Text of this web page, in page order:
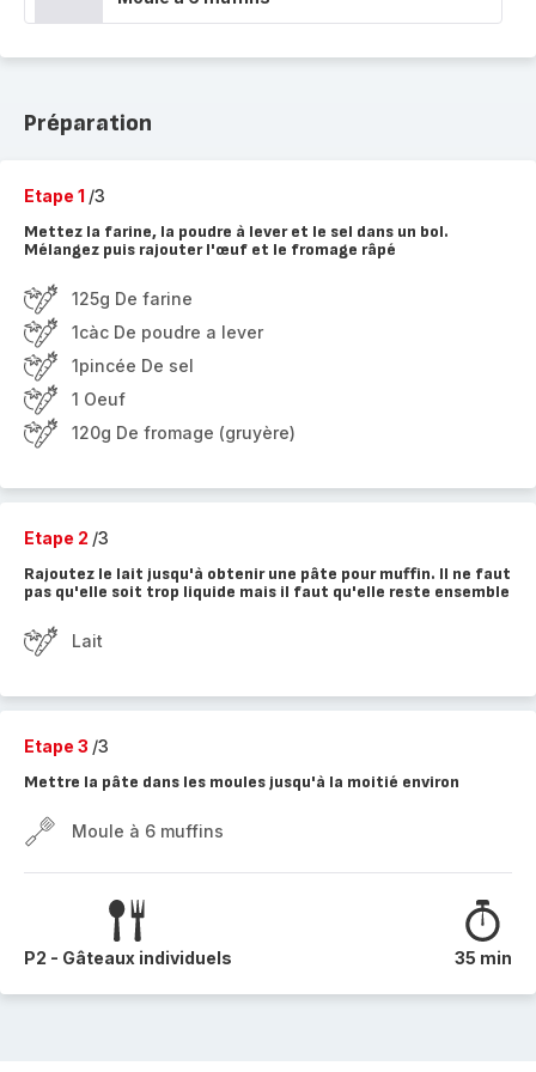
Préparation
Etape 1 /3
Mettez la farine, la poudre à lever et le sel dans un bol.
Mélangez puis rajouter l'œuf et le fromage râpé
125g De farine
1càc De poudre a lever
1pincée De sel
1 Oeuf
120g De fromage (gruyère)
Etape 2 /3
Rajoutez le lait jusqu'à obtenir une pâte pour muffin. Il ne faut
pas qu'elle soit trop liquide mais il faut qu'elle reste ensemble
Lait
Etape 3 /3
Mettre la pâte dans les moules jusqu'à la moitié environ
Moule à 6 muffins
P2 - Gâteaux individuels 35 min